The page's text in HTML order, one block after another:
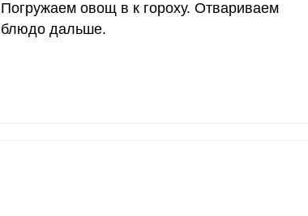
12 мг
Погружаем овощ в к гороху. Отвариваем
блюдо дальше.